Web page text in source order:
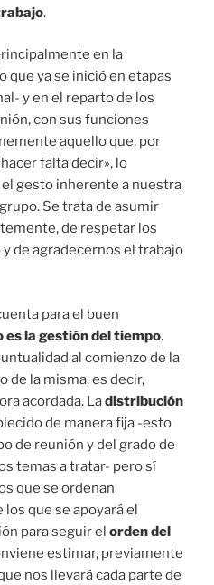
.
en la
que ya se inició en etapas
y en el reparto de los
con sus funciones
aquello que, por
falta decir», lo
gesto inherente a nuestra
Se trata de asumir
de respetar los
de agradecernos el trabajo
para el buen
es la gestión del tiempo.
al comienzo de la
de la misma, es decir,
acordada. Ladistribución
de manera fija -esto
de reunión y del grado de
temas a tratar- pero sí
que se ordenan
que se apoyará el
para seguir el orden del
estimar, previamente
nos llevará cada parte de